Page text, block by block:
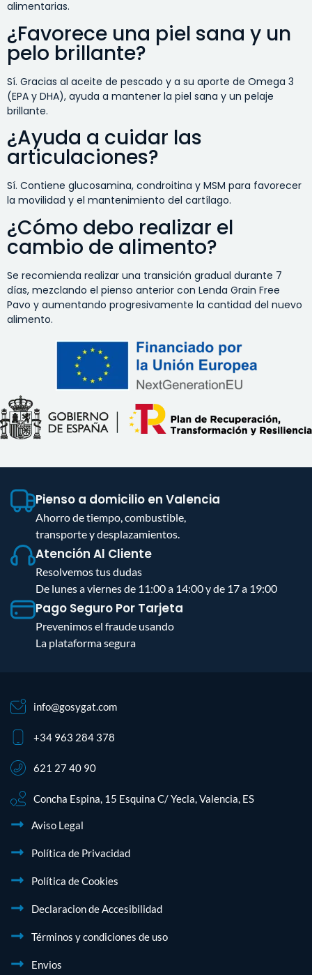
alimentarias.
¿Favorece una piel sana y un
pelo brillante?
Sí. Gracias al aceite de pescado y a su aporte de Omega 3
(EPA y DHA), ayuda a mantener la piel sana y un pelaje
brillante.
¿Ayuda a cuidar las
articulaciones?
Sí. Contiene glucosamina, condroitina y MSM para favorecer
la movilidad y el mantenimiento del cartílago.
¿Cómo debo realizar el
cambio de alimento?
Se recomienda realizar una transición gradual durante 7
días, mezclando el pienso anterior con Lenda Grain Free
Pavo y aumentando progresivamente la cantidad del nuevo
alimento.
Pienso a domicilio en Valencia
Ahorro de tiempo, combustible,
transporte y desplazamientos.
Atención Al Cliente
Resolvemos tus dudas
De lunes a viernes de 11:00 a 14:00 y de 17 a 19:00
Pago Seguro Por Tarjeta
Prevenimos el fraude usando
La plataforma segura
info@gosygat.com
+34 963 284 378
621 27 40 90
Concha Espina, 15 Esquina C/ Yecla, Valencia, ES
Aviso Legal
Política de Privacidad
Política de Cookies
Declaracion de Accesibilidad
Términos y condiciones de uso
Envios